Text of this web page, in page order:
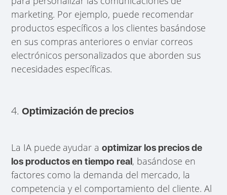
marketing. Por ejemplo, puede recomendar
productos específicos a los clientes basándose
en sus compras anteriores o enviar correos
electrónicos personalizados que aborden sus
necesidades específicas.
4.Optimización de precios
La IA puede ayudar aoptimizar los precios de
los productos en tiempo real, basándose en
factores como la demanda del mercado, la
competencia y el comportamiento del cliente. Al